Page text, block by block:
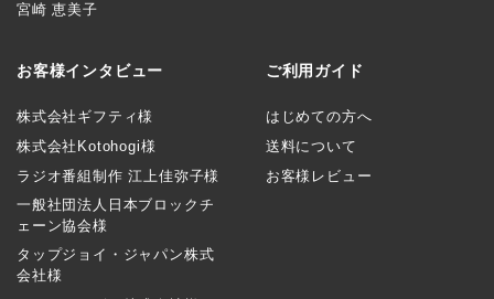
宮崎 恵美子
お客様インタビュー
株式会社ギフティ様
株式会社Kotohogi様
ラジオ番組制作 江上佳弥子様
一般社団法人日本ブロックチ
ェーン協会様
タップジョイ・ジャパン株式
会社様
ご利用ガイド
はじめての方へ
送料について
お客様レビュー